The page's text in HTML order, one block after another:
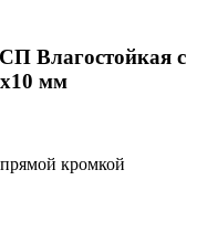
Влагостойкая с
мм